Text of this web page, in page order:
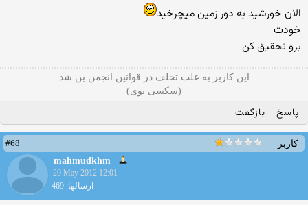
الان خورشید به دور زمین میچرخید
خودت
برو تحقیق کن
این کاربر به علت تخلف در قوانین انجمن بن شد
(سکسی بوی)
پاسخ بازگفت
کاربر
#68
mahmudkhm
20 May 2012 12:01
ارسالها: 469